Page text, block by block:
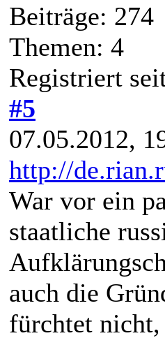
Beiträge: 274
Themen: 4
Registriert
#5
07.05.2012,
http://
War vor ein
staatliche
auch die
fürchtet nicht,